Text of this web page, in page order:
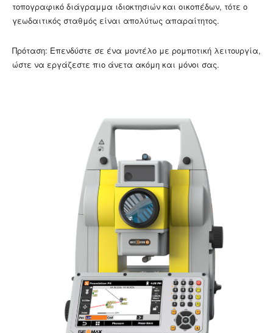
τοπογραφικό διάγραμμα ιδιοκτησιών και οικοπέδων, τότε ο
γεωδαιτικός σταθμός είναι απολύτως απαραίτητος.
Πρόταση: Επενδύστε σε ένα μοντέλο με ρομποτική λειτουργία,
ώστε να εργάζεστε πιο άνετα ακόμη και μόνοι σας.